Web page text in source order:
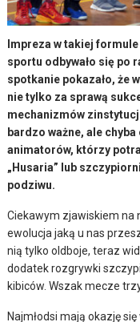
Impreza w takiej
sportu odbywało się po
spotkanie pokazało, że
nie tylko za sprawą
mechanizmów
bardzo ważne, ale
animatorów, którzy
„Husaria” lub
podziwu.
Ciekawym zjawiskiem na
ewolucja jaką u nas
nią tylko oldboje, teraz
dodatek rozgrywki
kibiców. Wszak mecze
Najmłodsi mają okazję